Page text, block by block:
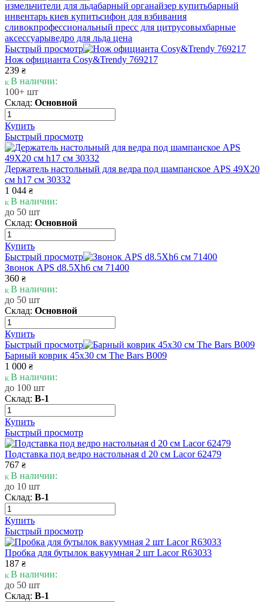
измельчители для льдабарный органайзер купитьбарный
инвентарь киев купитьсифон для взбивания
сливокпрофессиональный пресс для цитрусовыхбарные
аксессуарыведро для льда цена
Быстрый просмотр
Нож официанта Cosy&Trendy 769217
239 ₴
В наличии:
100+ шт
Склад: Основной
Купить
Быстрый просмотр
Держатель настольный для ведра под шампанское APS 49Х20
см h17 см 30332
1 044 ₴
В наличии:
до 50 шт
Склад: Основной
Купить
Быстрый просмотр
Звонок APS d8.5Xh6 см 71400
360 ₴
В наличии:
до 50 шт
Склад: Основной
Купить
Быстрый просмотр
Барный коврик 45х30 см The Bars B009
1 000 ₴
В наличии:
до 100 шт
Склад: В-1
Купить
Быстрый просмотр
Подставка под ведро настольная d 20 см Lacor 62479
767 ₴
В наличии:
до 10 шт
Склад: В-1
Купить
Быстрый просмотр
Пробка для бутылок вакуумная 2 шт Lacor R63033
187 ₴
В наличии:
до 50 шт
Склад: В-1